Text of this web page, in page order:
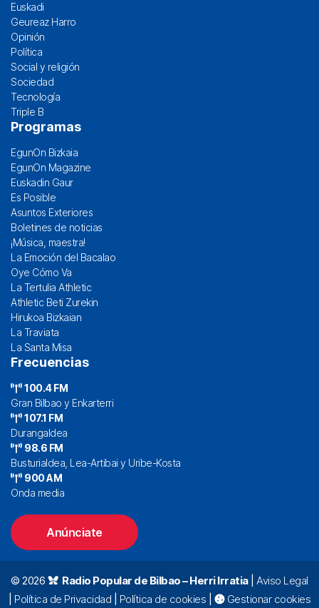
Euskadi
Geureaz Harro
Opinión
Política
Social y religión
Sociedad
Tecnología
Triple B
Programas
EgunOn Bizkaia
EgunOn Magazine
Euskadin Gaur
Es Posible
Asuntos Exteriores
Boletines de noticias
¡Música, maestra!
La Emoción del Bacalao
Oye Cómo Va
La Tertulia Athletic
Athletic Beti Zurekin
Hirukoa Bizkaian
La Traviata
La Santa Misa
Frecuencias
100.4 FM
Gran Bilbao y Enkarterri
107.1 FM
Durangaldea
98.6 FM
Busturialdea, Lea-Artibai y Uribe-Kosta
900 AM
Onda media
Anúnciate
© 2026 Radio Popular de Bilbao – Herri Irratia|Aviso Legal
Política de Privacidad Política de cookies Gestionar cookies